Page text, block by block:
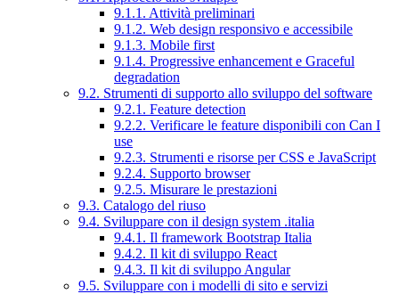
9.1.1. Attività preliminari
9.1.2. Web design responsivo e accessibile
9.1.3. Mobile first
9.1.4. Progressive enhancement e Graceful
degradation
9.2. Strumenti di supporto allo sviluppo del software
9.2.1. Feature detection
9.2.2. Verificare le feature disponibili con Can I
use
9.2.3. Strumenti e risorse per CSS e JavaScript
9.2.4. Supporto browser
9.2.5. Misurare le prestazioni
9.3. Catalogo del riuso
9.4. Sviluppare con il design system .italia
9.4.1. Il framework Bootstrap Italia
9.4.2. Il kit di sviluppo React
9.4.3. Il kit di sviluppo Angular
9.5. Sviluppare con i modelli di sito e servizi